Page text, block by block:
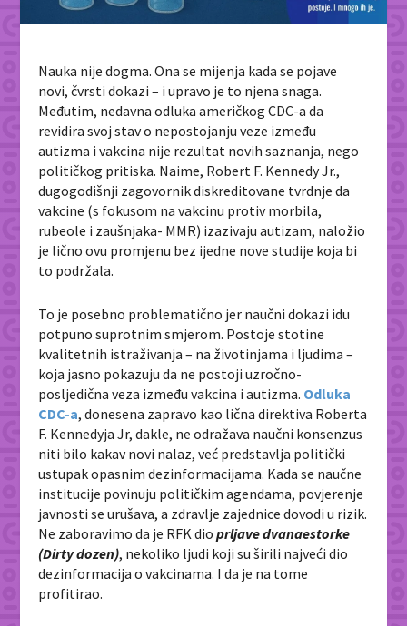
Nauka nije dogma. Ona se mijenja kada se pojave
novi, čvrsti dokazi – i upravo je to njena snaga.
Međutim, nedavna odluka američkog CDC-a da
revidira svoj stav o nepostojanju veze između
autizma i vakcina nije rezultat novih saznanja, nego
političkog pritiska. Naime, Robert F. Kennedy Jr.,
dugogodišnji zagovornik diskreditovane tvrdnje da
vakcine (s fokusom na vakcinu protiv morbila,
rubeole i zaušnjaka- MMR) izazivaju autizam, naložio
je lično ovu promjenu bez ijedne nove studije koja bi
to podržala.
To je posebno problematično jer naučni dokazi idu
potpuno suprotnim smjerom. Postoje stotine
kvalitetnih istraživanja – na životinjama i ljudima –
koja jasno pokazuju da ne postoji uzročno-
posljedična veza između vakcina i autizma. Odluka
CDC-a, donesena zapravo kao lična direktiva Roberta
F. Kennedyja Jr, dakle, ne odražava naučni konsenzus
niti bilo kakav novi nalaz, već predstavlja politički
ustupak opasnim dezinformacijama. Kada se naučne
institucije povinuju političkim agendama, povjerenje
javnosti se urušava, a zdravlje zajednice dovodi u rizik.
Ne zaboravimo da je RFK dioprljave dvanaestorke
(Dirty dozen), nekoliko ljudi koji su širili najveći dio
dezinformacija o vakcinama. I da je na tome
profitirao.